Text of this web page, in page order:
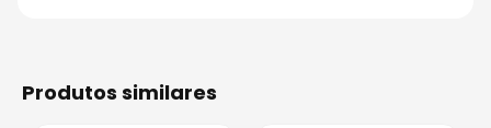
produtos similares